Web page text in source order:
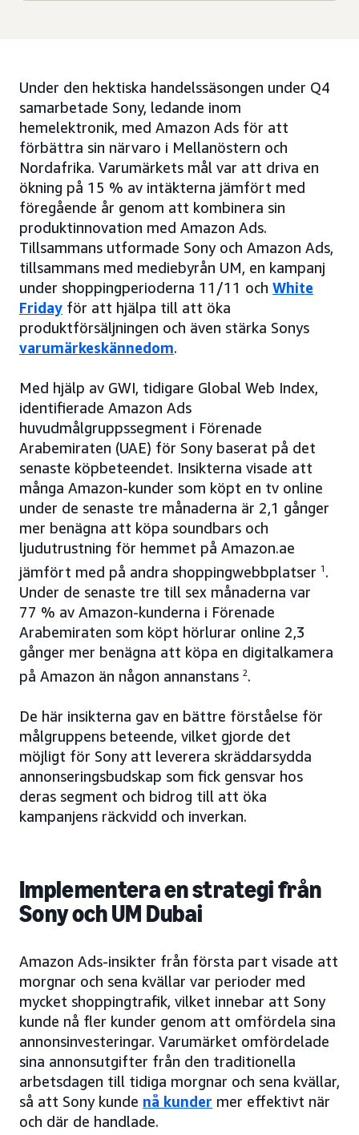
Under den hektiska handelssäsongen under Q4
samarbetade Sony, ledande inom
hemelektronik, med Amazon Ads för att
förbättra sin närvaro i Mellanöstern och
Nordafrika. Varumärkets mål var att driva en
ökning på 15 % av intäkterna jämfört med
föregående år genom att kombinera sin
produktinnovation med Amazon Ads.
Tillsammans utformade Sony och Amazon Ads,
tillsammans med mediebyrån UM, en kampanj
under shoppingperioderna 11/11 och White
Friday för att hjälpa till att öka
produktförsäljningen och även stärka Sonys
varumärkeskännedom.
Med hjälp av GWI, tidigare Global Web Index,
identifierade Amazon Ads
huvudmålgruppssegment i Förenade
Arabemiraten (UAE) för Sony baserat på det
senaste köpbeteendet. Insikterna visade att
många Amazon-kunder som köpt en tv online
under de senaste tre månaderna är 2,1 gånger
mer benägna att köpa soundbars och
ljudutrustning för hemmet på Amazon.ae
jämfört med på andra shoppingwebbplatser 1 .
Under de senaste tre till sex månaderna var
77 % av Amazon-kunderna i Förenade
Arabemiraten som köpt hörlurar online 2,3
gånger mer benägna att köpa en digitalkamera
på Amazon än någon annanstans 2.
De här insikterna gav en bättre förståelse för
målgruppens beteende, vilket gjorde det
möjligt för Sony att leverera skräddarsydda
annonseringsbudskap som fick gensvar hos
deras segment och bidrog till att öka
kampanjens räckvidd och inverkan.
Implementera en strategi från
Sony och UM Dubai
Amazon Ads-insikter från första part visade att
morgnar och sena kvällar var perioder med
mycket shoppingtrafik, vilket innebar att Sony
kunde nå fler kunder genom att omfördela sina
annonsinvesteringar. Varumärket omfördelade
sina annonsutgifter från den traditionella
arbetsdagen till tidiga morgnar och sena kvällar,
så att Sony kunde nå kunder mer effektivt när
och där de handlade.